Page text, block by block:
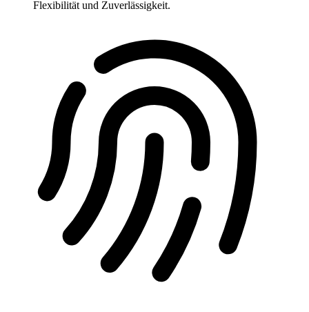
Flexibilität und Zuverlässigkeit.